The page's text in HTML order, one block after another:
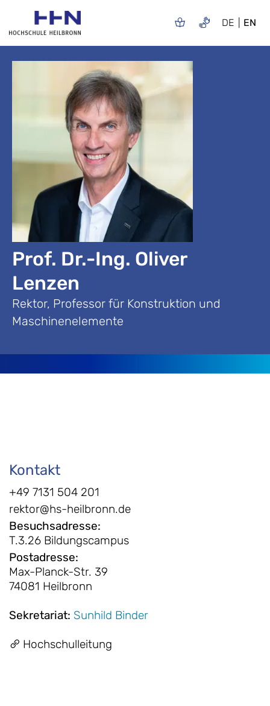
DE EN
Prof. Dr.-Ing. Oliver
Lenzen
Rektor, Professor für Konstruktion und
Maschinenelemente
Kontakt
+49 7131 504 201
rektor@hs-heilbronn.de
Besuchsadresse:
T.3.26 Bildungscampus
Postadresse:
Max-Planck-Str. 39
74081 Heilbronn
Sekretariat: Sunhild Binder
Hochschulleitung